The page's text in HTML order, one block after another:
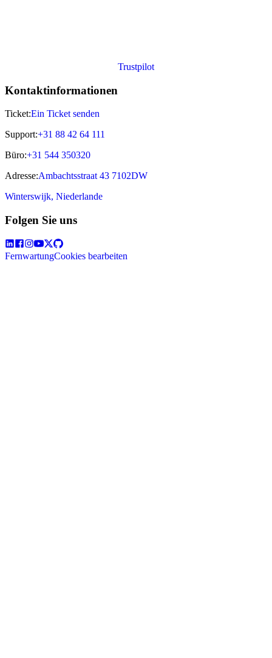
Trustpilot
Kontaktinformationen
Ticket:Ein Ticket senden
Support:+31 88 42 64 111
Büro:+31 544 350320
Adresse:Ambachtsstraat 43 7102DW
Winterswijk, Niederlande
Folgen Sie uns
FernwartungCookies bearbeiten